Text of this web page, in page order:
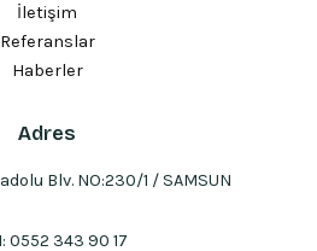
İletişim
Referanslar
Haberler
Adres
Blv. NO:230/1 / SAMSUN
0552 343 90 17